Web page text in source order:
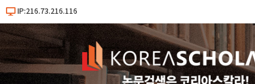
IP:216.73.216.116